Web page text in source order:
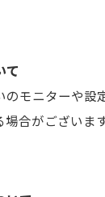
願い
、ゆうパックで
。
れくらいで発
のご注文で最短当
て
のモニターや設
合がございます